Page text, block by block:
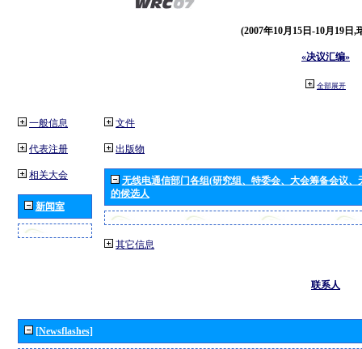
(2007年10月15日-10月19日,
«决议汇编»
全部展开
一般信息
代表注册
相关大会
新闻室
文件
出版物
无线电通信部门各组(研究组、特委会、大会筹备会议
的候选人
其它信息
联系人
[Newsflashes]